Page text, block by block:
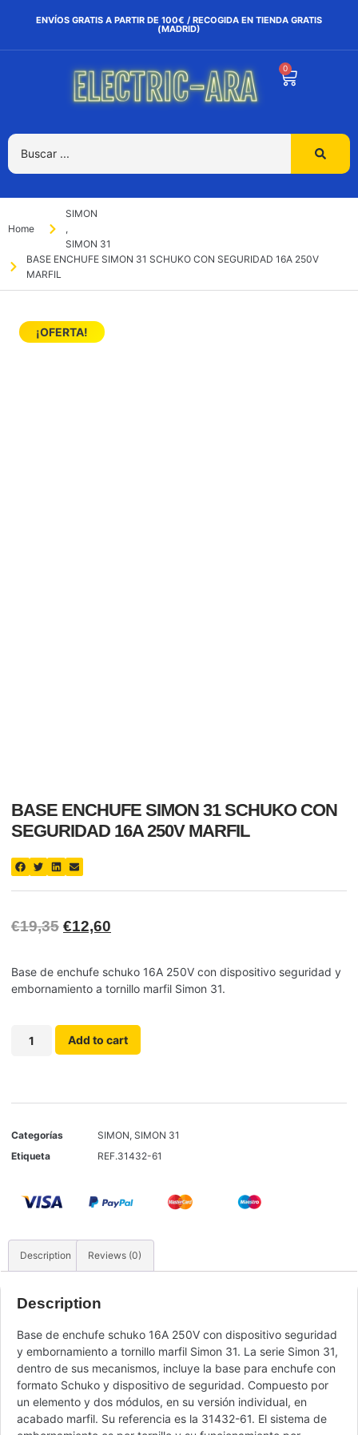
ENVÍOS GRATIS A PARTIR DE 100€ / RECOGIDA EN TIENDA GRATIS
(MADRID)
0
Home
SIMON
,
SIMON 31
BASE ENCHUFE SIMON 31 SCHUKO CON SEGURIDAD 16A 250V
MARFIL
¡OFERTA!
BASE ENCHUFE SIMON 31 SCHUKO CON
SEGURIDAD 16A 250V MARFIL
€19,35 €12,60
Base de enchufe schuko 16A 250V con dispositivo seguridad y
embornamiento a tornillo marfil Simon 31.
Add to cart
Categorías SIMON, SIMON 31
Etiqueta
REF.31432-61
Description Reviews (0)
Description
Base de enchufe schuko 16A 250V con dispositivo seguridad
y embornamiento a tornillo marfil Simon 31. La serie Simon 31,
dentro de sus mecanismos, incluye la base para enchufe con
formato Schuko y dispositivo de seguridad. Compuesto por
un elemento y dos módulos, en su versión individual, en
acabado marfil. Su referencia es la 31432-61. El sistema de